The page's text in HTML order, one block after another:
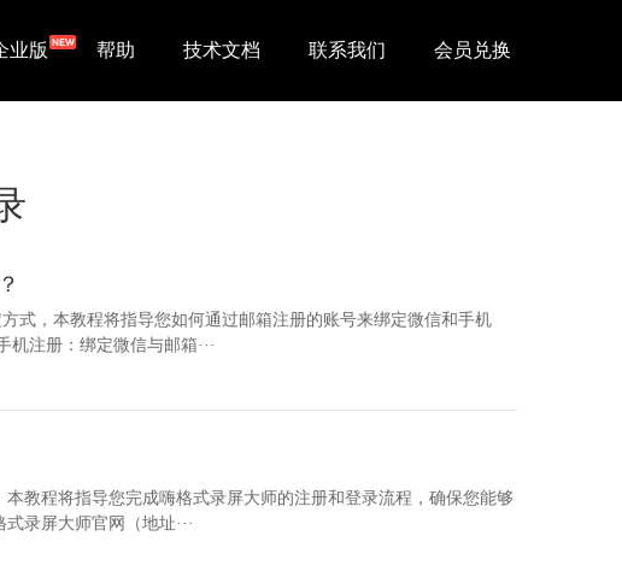
业版 帮助 技术文档 联系我们 会员兑换
式，本教程将指导您如何通过邮箱注册的账号来绑定微信和手机
注册：绑定微信与邮箱···
教程将指导您完成嗨格式录屏大师的注册和登录流程，确保您能够
录屏大师官网（地址···